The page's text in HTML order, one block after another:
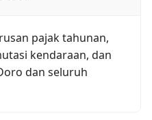
pajak tahunan,
kendaraan, dan
dan seluruh